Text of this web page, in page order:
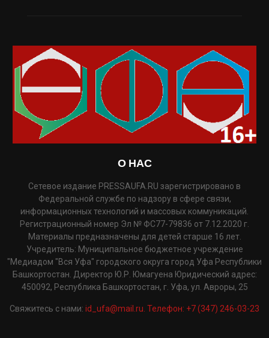
О НАС
Сетевое издание PRESSAUFA.RU зарегистрировано в
Федеральной службе по надзору в сфере связи,
информационных технологий и массовых коммуникаций.
Регистрационный номер Эл № ФС77-79836 от 7.12.2020 г.
Материалы предназначены для детей старше 16 лет.
Учредитель: Муниципальное бюджетное учреждение
"Медиадом "Вся Уфа" городского округа город Уфа Республики
Башкортостан. Директор Ю.Р. Юмагуена Юридический адрес:
450092, Республика Башкортостан, г. Уфа, ул. Авроры, 25
Свяжитесь с нами: id_ufa@mail.ru. Телефон: +7 (347) 246-03-23